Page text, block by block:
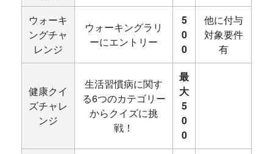
ウォーキ
ングチャ
レンジ
ウォーキングラリ
ーにエントリー
5
0
0
他に付与
対象要件
有
健康クイ
ズチャレ
ンジ
生活習慣病に関す
る6つのカテゴリー
からクイズに挑
戦！
最
大
5
0
0